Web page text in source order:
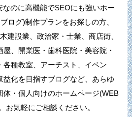
のに高機能でSEOにも強いホー
ログ)制作プランをお探しの方、
設業、政治家・士業、商店街、
、開業医・歯科医院・美容院・
各種教室、アーチスト、イベン
益化を目指すブログなど、あらゆ
体・個人向けのホームページ(WEB
お気軽にご相談ください。